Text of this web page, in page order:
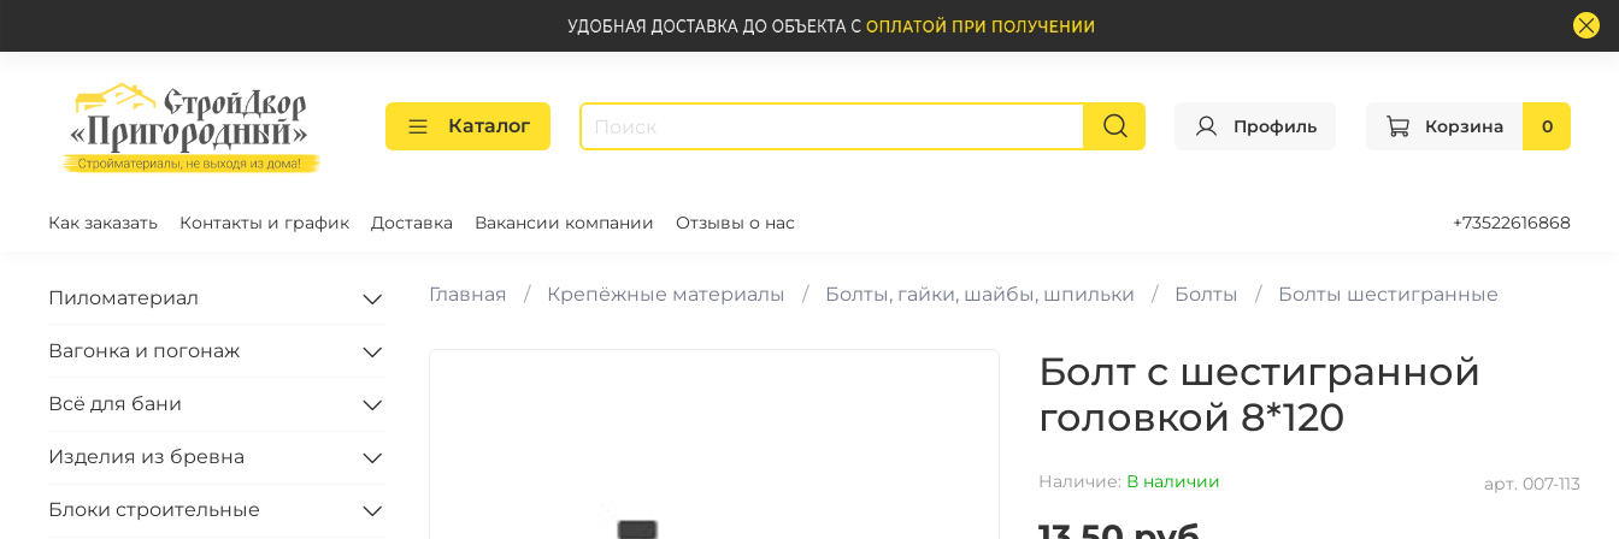
Каталог Профиль Корзина 0
Как заказать Контакты и график Доставка Вакансии компании Отзывы о нас +73522616868
Главная Крепёжные материалы Болты, гайки, шайбы, шпильки Болты Болты шестигранные
арт. 007-113
Наличие: В наличии
Болт с шестигранной
головкой 8*120
Пиломатериал
Вагонка и погонаж
Всё для бани
Изделия из бревна
Блоки строительные